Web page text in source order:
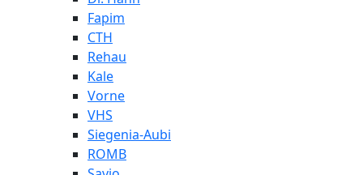
Fapim
СТН
Rehau
Kale
Vorne
VHS
Siegenia-Aubi
ROMB